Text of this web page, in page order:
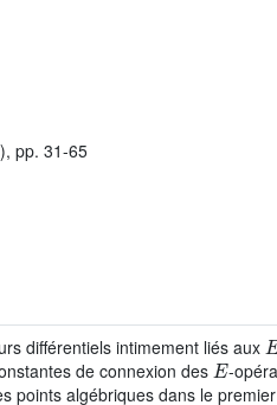
pp. 31-65
différentiels intimement liés auxE
de connexion des E-
points algébriques dans le